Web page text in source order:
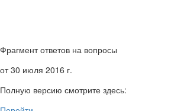
Фрагмент ответов на вопросы
от 30 июля 2016 г.
Полную версию смотрите здесь: